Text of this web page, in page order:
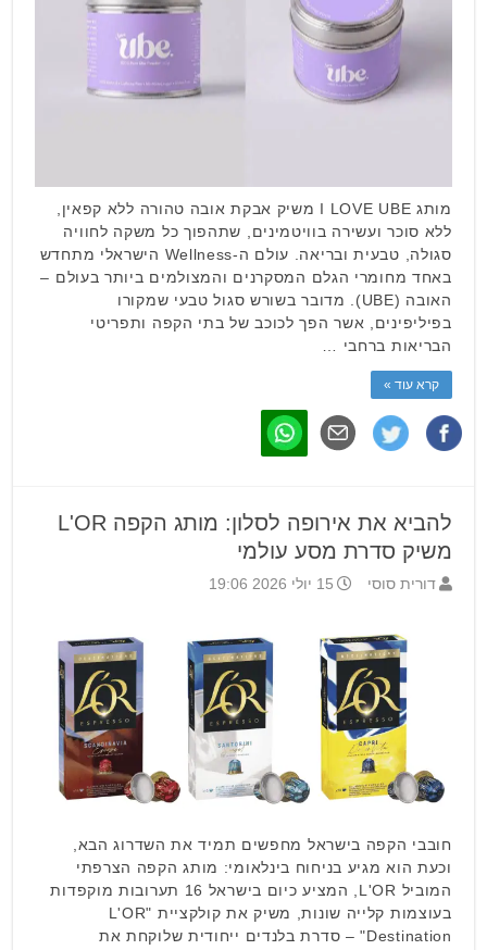
מותג I LOVE UBE משיק אבקת אובה טהורה ללא קפאין,
ללא סוכר ועשירה בוויטמינים, שתהפוך כל משקה לחוויה
סגולה, טבעית ובריאה. עולם ה-Wellness הישראלי מתחדש
באחד מחומרי הגלם המסקרנים והמצולמים ביותר בעולם –
האובה (UBE). מדובר בשורש סגול טבעי שמקורו
בפיליפינים, אשר הפך לכוכב של בתי הקפה ותפריטי
הבריאות ברחבי …
קרא עוד »
להביא את אירופה לסלון: מותג הקפה L'OR
משיק סדרת מסע עולמי
דורית סוסי 15 יולי 2026 19:06
חובבי הקפה בישראל מחפשים תמיד את השדרוג הבא,
וכעת הוא מגיע בניחוח בינלאומי: מותג הקפה הצרפתי
המוביל L'OR, המציע כיום בישראל 16 תערובות מוקפדות
בעוצמות קלייה שונות, משיק את קולקציית "L'OR
Destination" – סדרת בלנדים ייחודית שלוקחת את